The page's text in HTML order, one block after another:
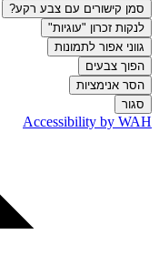
סמן קישורים עם צבע רקע?
לנקות זכרון "עוגיות"
גווני אפור לתמונות
הפוך צבעים
הסר אנימציות
סגור
Accessibility by WAH